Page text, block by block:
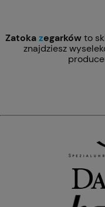
Zatokazegarkówto
znajdziesz